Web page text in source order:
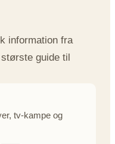
information fra
guide til
tv-kampe og